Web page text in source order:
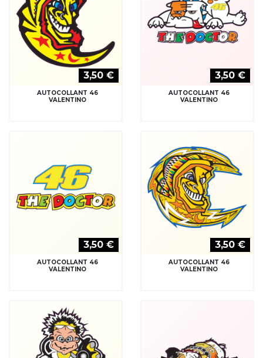
3,50 €
AUTOCOLLANT 46
VALENTINO
3,50 €
AUTOCOLLANT 46
VALENTINO
3,50 €
AUTOCOLLANT 46
VALENTINO
3,50 €
AUTOCOLLANT 46
VALENTINO